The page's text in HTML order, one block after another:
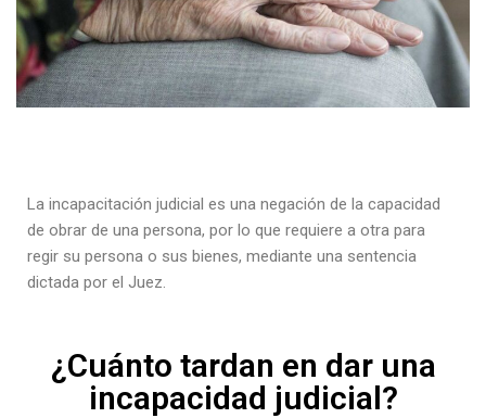
La incapacitación judicial es una negación de la capacidad
de obrar de una persona, por lo que requiere a otra para
regir su persona o sus bienes, mediante una sentencia
dictada por el Juez.
¿Cuánto tardan en dar una
incapacidad judicial?